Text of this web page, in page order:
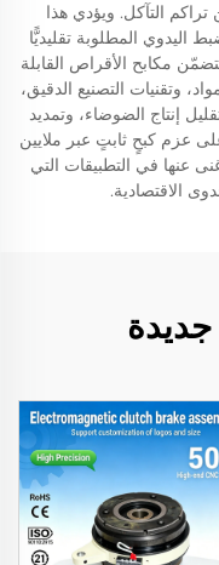
التآكل. ويؤدي هذا
اليدوي المطلوبة تقليديًّا
مكابح الأقراص القابلة
وتقنيات التصنيع الدقيق،
إنتاج الضوضاء، وتمديد
عزم كبحٍ ثابتٍ عبر ملايين
عنها في التطبيقات التي
الاقتصادية.